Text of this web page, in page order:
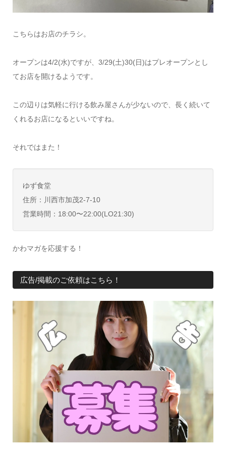
こちらはお店のチラシ。
オープンは4/2(水)ですが、3/29(土)30(日)はプレオープンとし
てお店を開けるようです。
この辺りは気軽に行ける飲み屋さんが少ないので、長く続いて
くれるお店になるといいですね。
それではまた！
ゆず食堂
住所：川西市加茂2-7-10
営業時間：18:00〜22:00(LO21:30)
かわマガを応援する！
広告/掲載のご依頼はこちら！